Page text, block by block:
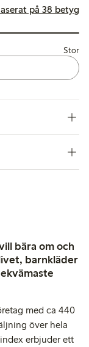
på 38 betyg
Stor
bära om och
barnkläder
med ca 440
över hela
erbjuder ett